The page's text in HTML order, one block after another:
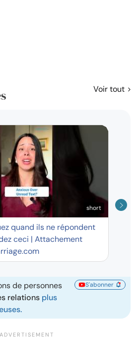
Voir tout
short
quand ils ne répondent
ceci | Attachement
de personnes
relations plus
S'abonner